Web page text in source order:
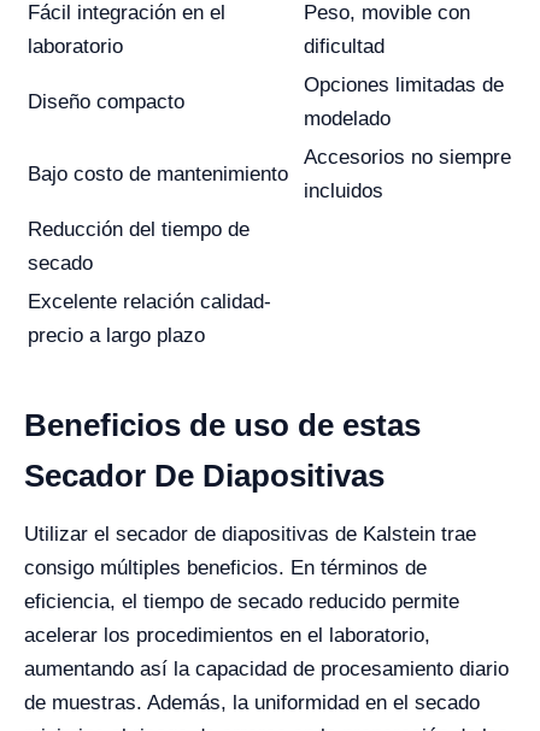
Fácil integración en el
laboratorio
Peso, movible con
dificultad
Diseño compacto
Opciones limitadas de
modelado
Bajo costo de mantenimiento
Accesorios no siempre
incluidos
Reducción del tiempo de
secado
Excelente relación calidad-
precio a largo plazo
Beneficios de uso de estas
Secador De Diapositivas
Utilizar el secador de diapositivas de Kalstein trae
consigo múltiples beneficios. En términos de
eficiencia, el tiempo de secado reducido permite
acelerar los procedimientos en el laboratorio,
aumentando así la capacidad de procesamiento diario
de muestras. Además, la uniformidad en el secado